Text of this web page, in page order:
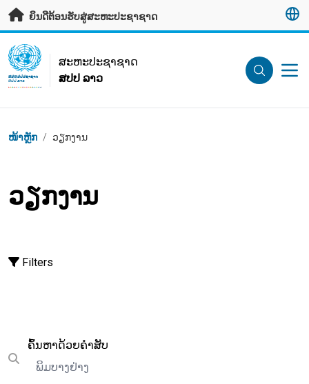
ຂ້າມຂໍ້ມູນຫຼັກ
ຍິນດີຕ້ອນຮັບສູ່ສະຫະປະຊາຊາດ
UN Logo
ສະ​ຫະ​ປະ​ຊາ​ຊາດ
ສປປ ລາວ
ສະ​ຫະ​ປະ​ຊາ​ຊາດ
ສປປ ລາວ
Breadcrumb
ໜ້າຫຼັກ / ວຽກງານ
ວຽກງານ
Filters
Submit search
ຄົ້ນຫາດ້ວຍຄຳສັບ